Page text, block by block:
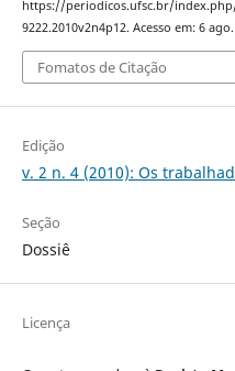
https://periodicos.ufsc.br/
9222.2010v2n4p12. Acesso em: 6 ago.
Fomatos de Citação
Edição
v. 2 n. 4 (2010): Os
Seção
Dossiê
Licença